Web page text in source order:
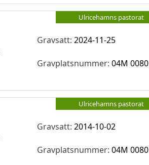
Ulricehamns pastorat
Gravsatt:2024-11-25
Gravplatsnummer: 04M 0080
Ulricehamns pastorat
Gravsatt:2014-10-02
Gravplatsnummer: 04M 0080